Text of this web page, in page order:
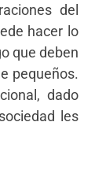
del
hacer lo
que deben
pequeños.
dado
les